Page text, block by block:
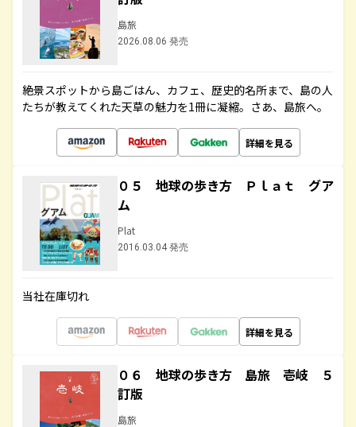
島旅
2026.08.06 発売
絶景スポットから島ごはん、カフェ、歴史的名所まで、島の人
たちが教えてくれた天草の魅力を1冊に凝縮。さあ、島旅へ。
詳細を見る
０５ 地球の歩き方 Ｐｌａｔ グア
ム
Plat
2016.03.04 発売
当社在庫切れ
詳細を見る
０６ 地球の歩き方 島旅 壱岐 ５
訂版
島旅